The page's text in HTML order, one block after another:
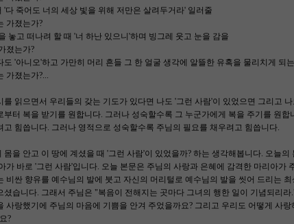
'다 죽어도 너의 세상 빛을 위해 저만은 살려두거라' 일러줄
가졌는가?
놓고 떠나려 할 때 '너 하난 있으니'하며 빙그레 웃고 눈을 감을
졌는가?
도 '아니오'하고 가만히 머리 흔들 그 한 얼굴 생각에 알뜰한 유혹을 물리치게 되는
가졌는가?...
를 읽으면서 우리들의 갖는 기도가 있다면 나도 '그런 사람'이 있었으면 그리고
부터 복을 받기를 원합니다. 그러나 성숙할수록 그 누군가에게 복을 주기를 원
고 힘씁니다. 그러나 영적으로 성숙할수록 주님의 필요를 채우려고 힘씁니다.
몸을 안고 이 땅에 계셨을 때 '그런 사람'이 있었을까? 하는 생각해봅니다. 오늘
가 바로 '그런 사람'입니다. 오늘 본문은 주님의 사랑과 은혜에 감격한 마리아가
비싼 향유를 예수님의 발에 붓고 자신의 머리털로 예수님의 발을 씻어 드리는
셨습니다. 그래서 주님은 "복음이 전해지는 곳마다 그녀의 행한 일이 기념되리라
사랑했기에 주님의 마음에 기쁨을 안겨 주었을까요? 그리고 우리도 어떻게 사
?